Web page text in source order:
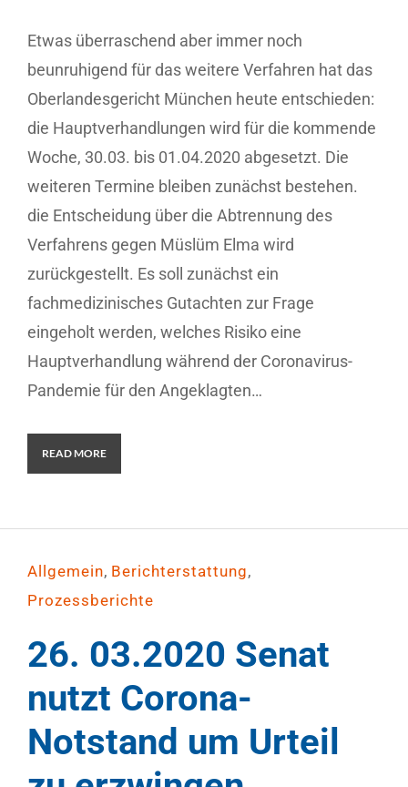
Etwas überraschend aber immer noch
beunruhigend für das weitere Verfahren hat das
Oberlandesgericht München heute entschieden:
die Hauptverhandlungen wird für die kommende
Woche, 30.03. bis 01.04.2020 abgesetzt. Die
weiteren Termine bleiben zunächst bestehen.
die Entscheidung über die Abtrennung des
Verfahrens gegen Müslüm Elma wird
zurückgestellt. Es soll zunächst ein
fachmedizinisches Gutachten zur Frage
eingeholt werden, welches Risiko eine
Hauptverhandlung während der Coronavirus-
Pandemie für den Angeklagten…
READ MORE
Allgemein, Berichterstattung,
Prozessberichte
26. 03.2020 Senat
nutzt Corona-
Notstand um Urteil